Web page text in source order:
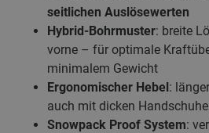
seitlichen Auslösewerten
Hybrid-Bohrmuster: breite
vorne – für optimale
minimalem Gewicht
Ergonomischer Hebel:
auch mit dicken
Snowpack Proof System: